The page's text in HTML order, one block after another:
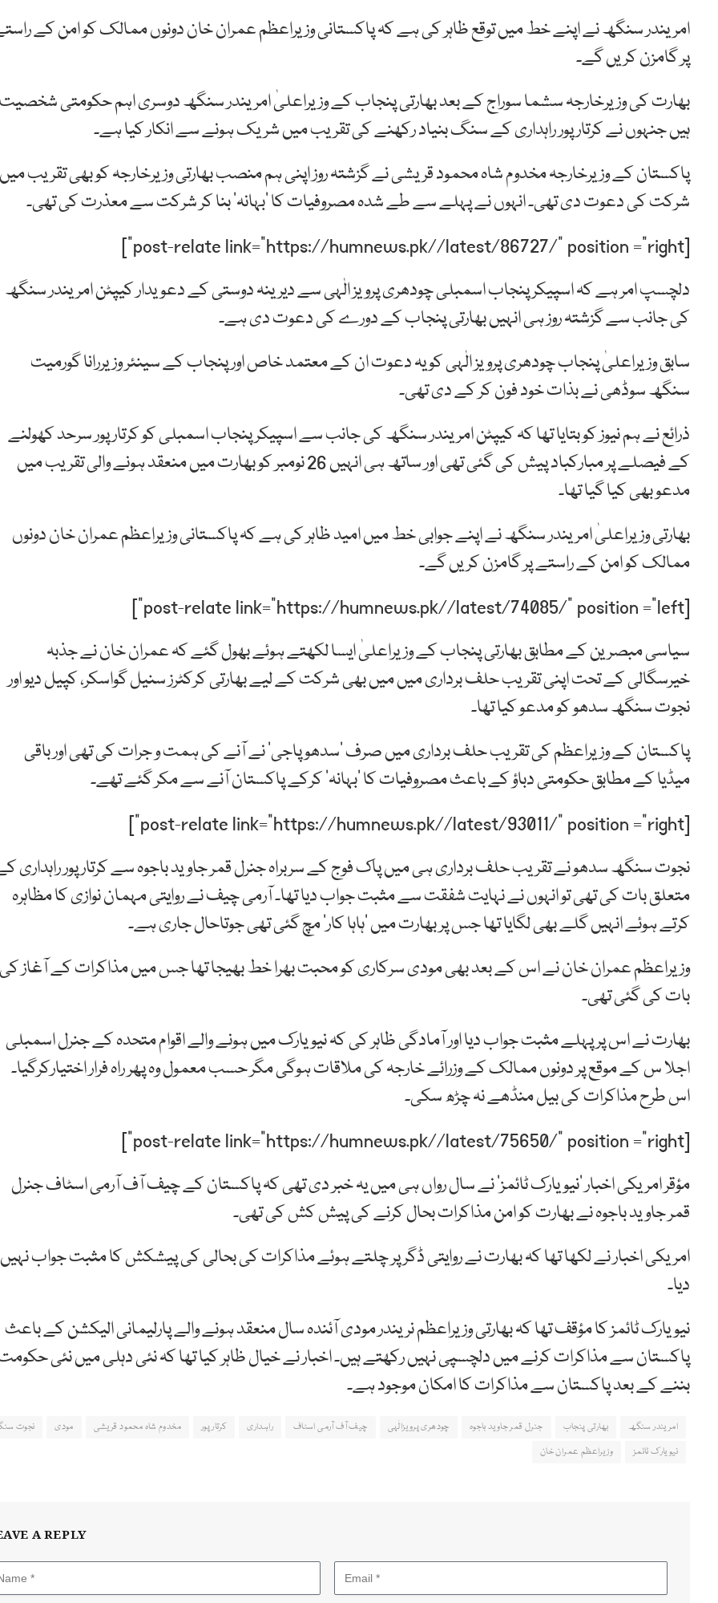
امریندر سنگھ نے اپنے خط میں توقع ظاہر کی ہے کہ پاکستانی وزیراعظم عمران خان دونوں ممالک کو امن کے
پر گامزن کریں گے۔
بھارت کی وزیرخارجہ سشما سوراج کے بعد بھارتی پنجاب کے وزیراعلیٰ امریندر سنگھ دوسری اہم حکومتی شخصیت
ہیں جنہوں نے کرتارپور راہداری کے سنگ بنیاد رکھنے کی تقریب میں شریک ہونے سے انکار کیا ہے۔
پاکستان کے وزیرخارجہ مخدوم شاہ محمود قریشی نے گزشتہ روز اپنی ہم منصب بھارتی وزیرخارجہ کو بھی تقریب میں
شرکت کی دعوت دی تھی۔ انہوں نے پہلے سے طے شدہ مصروفیات کا ’بہانہ‘ بنا کر شرکت سے معذرت کی تھی۔
[post-relate link=”https://humnews.pk//latest/86727/” position =”right”]
دلچسپ امر ہے کہ اسپیکر پنجاب اسمبلی چودھری پرویز الٰہی سے دیرینہ دوستی کے دعویدار کیپٹن امریندر سنگھ
کی جانب سے گزشتہ روز ہی انہیں بھارتی پنجاب کے دورے کی دعوت دی ہے۔
سابق وزیراعلیٰ پنجاب چودھری پرویز الٰہی کو یہ دعوت ان کے معتمد خاص اور پنجاب کے سینئر وزیررانا گورمیت
سنگھ سوڈھی نے بذات خود فون کر کے دی تھی۔
ذرائع نے ہم نیوز کو بتایا تھا کہ کیپٹن امریندر سنگھ کی جانب سے اسپیکر پنجاب اسمبلی کو کرتارپور سرحد کھولنے
کے فیصلے پر مبارکباد پیش کی گئی تھی اور ساتھ ہی انہیں 26 نومبر کو بھارت میں منعقد ہونے والی تقریب میں
مدعو بھی کیا گیا تھا۔
بھارتی وزیراعلیٰ امریندر سنگھ نے اپنے جوابی خط میں امید ظاہر کی ہے کہ پاکستانی وزیراعظم عمران خان دونوں
ممالک کو امن کے راستے پر گامزن کریں گے۔
[post-relate link=”https://humnews.pk//latest/74085/” position =”left”]
سیاسی مبصرین کے مطابق بھارتی پنجاب کے وزیراعلیٰ ایسا لکھتے ہوئے بھول گئے کہ عمران خان نے جذبہ
خیرسگالی کے تحت اپنی تقریب حلف برداری میں میں بھی شرکت کے لیے بھارتی کرکٹرز سنیل گواسکر، کپیل دیو اور
نجوت سنگھ سدھو کو مدعو کیا تھا۔
پاکستان کے وزیراعظم کی تقریب حلف برداری میں صرف ’سدھو پاجی‘ نے آنے کی ہمت و جرات کی تھی اور باقی
میڈیا کے مطابق حکومتی دباؤ کے باعث مصروفیات کا ’بہانہ‘ کرکے پاکستان آنے سے مکر گئے تھے۔
[post-relate link=”https://humnews.pk//latest/93011/” position =”right”]
نجوت سنگھ سدھو نے تقریب حلف برداری ہی میں پاک فوج کے سربراہ جنرل قمر جاوید باجوہ سے کرتارپور راہداری
متعلق بات کی تھی تو انہوں نے نہایت شفقت سے مثبت جواب دیا تھا۔ آرمی چیف نے روایتی مہمان نوازی کا مظاہرہ
کرتے ہوئے انہیں گلے بھی لگایا تھا جس پر بھارت میں ’ہاہا کار‘ مچ گئی تھی جوتاحال جاری ہے۔
وزیراعظم عمران خان نے اس کے بعد بھی مودی سرکاری کو محبت بھرا خط بھیجا تھا جس میں مذاکرات کے آغاز کی
بات کی گئی تھی۔
بھارت نے اس پر پہلے مثبت جواب دیا اور آمادگی ظاہر کی کہ نیویارک میں ہونے والے اقوام متحدہ کے جنرل اسمبلی
اجلا س کے موقع پر دونوں ممالک کے وزرائے خارجہ کی ملاقات ہوگی مگر حسب معمول وہ پھر راہ فرار اختیارکرگیا۔
اس طرح مذاکرات کی بیل منڈھے نہ چڑھ سکی۔
[post-relate link=”https://humnews.pk//latest/75650/” position =”right”]
مؤقر امریکی اخبار ’نیویارک ٹائمز‘ نے سال رواں ہی میں یہ خبر دی تھی کہ پاکستان کے چیف آف آرمی اسٹاف جنرل
قمر جاوید باجوہ نے بھارت کو امن مذاکرات بحال کرنے کی پیش کش کی تھی۔
امریکی اخبار نے لکھا تھا کہ بھارت نے روایتی ڈگر پر چلتے ہوئے مذاکرات کی بحالی کی پیشکش کا مثبت جواب نہیں
دیا۔
نیویارک ٹائمز کا مؤقف تھا کہ بھارتی وزیراعظم نریندر مودی آئندہ سال منعقد ہونے والے پارلیمانی الیکشن کے باعث
پاکستان سے مذاکرات کرنے میں دلچسپی نہیں رکھتے ہیں۔ اخبار نے خیال ظاہر کیا تھا کہ نئی دہلی میں نئی
بننے کے بعد پاکستان سے مذاکرات کا امکان موجود ہے۔
امریندر سنگھ بھارتی پنجاب جنرل قمر جاوید باجوہ چودھری پرویزالٰہی چیف آف آرمی اسٹاف راہداری کرتارپور مخدوم شاہ محمود قریشی مودی
نجوت
نیویارک ٹائمز
وزیراعظم عمران خان
A REPLY